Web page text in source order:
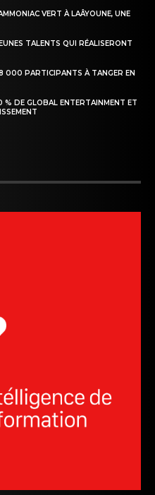
VERT À LAÂYOUNE, UNE
TALENTS QUI RÉALISERONT
000 PARTICIPANTS À TANGER EN
% DE GLOBAL ENTERTAINMENT ET